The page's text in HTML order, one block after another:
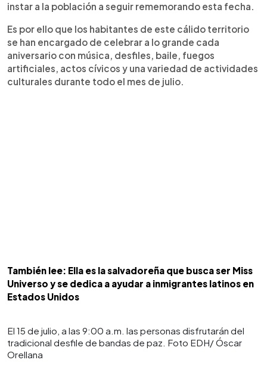
instar a la población a seguir rememorando esta fecha.
Es por ello que los habitantes de este cálido territorio
se han encargado de celebrar a lo grande cada
aniversario con música, desfiles, baile, fuegos
artificiales, actos cívicos y una variedad de actividades
culturales durante todo el mes de julio.
También lee: Ella es la salvadoreña que busca ser Miss
Universo y se dedica a ayudar a inmigrantes latinos en
Estados Unidos
El 15 de julio, a las 9:00 a.m. las personas disfrutarán del
tradicional desfile de bandas de paz. Foto EDH/ Óscar
Orellana